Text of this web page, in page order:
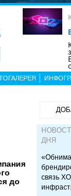
до
ДНЯ
связь